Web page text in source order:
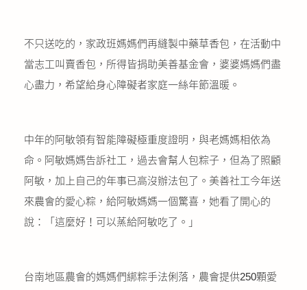
不只送吃的，家政班媽媽們再縫製中藥草香包，在活動中
當志工叫賣香包，所得皆捐助美善基金會，婆婆媽媽們盡
心盡力，希望給身心障礙者家庭一絲年節溫暖。
中年的阿敏領有智能障礙極重度證明，與老媽媽相依為
命。阿敏媽媽告訴社工，過去會幫人包粽子，但為了照顧
阿敏，加上自己的年事已高沒辦法包了。美善社工今年送
來農會的愛心粽，給阿敏媽媽一個驚喜，她看了開心的
說：「這麼好！可以蒸給阿敏吃了。」
台南地區農會的媽媽們綁粽手法俐落，農會提供250顆愛